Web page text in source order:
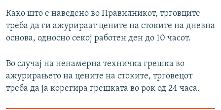
Како што е наведено во Правилникот, трговците
треба да ги ажурираат цените на стоките на дневна
основа, односно секој работен ден до 10 часот.
Во случај на ненамерна техничка грешка во
ажурирањето на цените на стоките, трговецот
треба да ја корегира грешката во рок од 24 часа.